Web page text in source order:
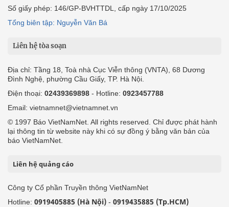
Số giấy phép: 146/GP-BVHTTDL, cấp ngày 17/10/2025
Tổng biên tập: Nguyễn Văn Bá
Liên hệ tòa soạn
Địa chỉ: Tầng 18, Toà nhà Cục Viễn thông (VNTA), 68 Dương
Đình Nghệ, phường Cầu Giấy, TP. Hà Nội.
Điện thoại: 02439369898 - Hotline: 0923457788
Email: vietnamnet@vietnamnet.vn
© 1997 Báo VietNamNet. All rights reserved. Chỉ được phát hành
lại thông tin từ website này khi có sự đồng ý bằng văn bản của
báo VietNamNet.
Liên hệ quảng cáo
Công ty Cổ phần Truyền thông VietNamNet
Hotline: 0919405885 (Hà Nội) - 0919435885 (Tp.HCM)